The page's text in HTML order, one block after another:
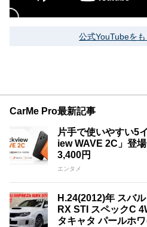
公式YouTubeを
CarMe Pro最新記事
片手で使いやすい5
iew WAVE 2C」登
3,400円
エンタメ
H.24(2012)年 スバ
RX STI スペックC
タキャタ パールホ